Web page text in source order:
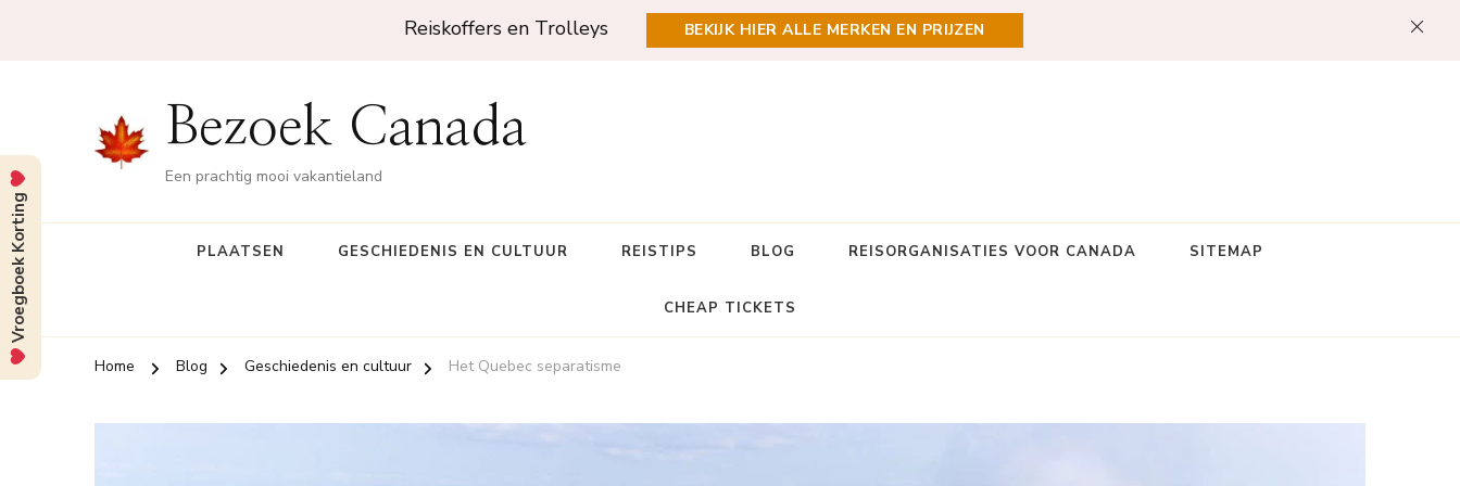
Reiskoffers en Trolleys BEKIJK HIER ALLE MERKEN EN PRIJZEN
Bezoek Canada
Een prachtig mooi vakantieland
PLAATSEN GESCHIEDENIS EN CULTUUR REISTIPS BLOG REISORGANISATIES VOOR CANADA SITEMAP
CHEAP TICKETS
Home Blog Geschiedenis en cultuur Het Quebec separatisme
Vroegboek Korting